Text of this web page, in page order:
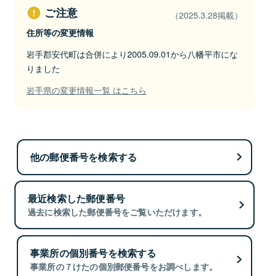
ご注意 （2025.3.28掲載）
住所等の変更情報
岩手郡安代町は合併により2005.09.01から八幡平市にな
りました
岩手県の変更情報一覧 はこちら
他の郵便番号を検索する
最近検索した郵便番号
過去に検索した郵便番号をご覧いただけます。
事業所の個別番号を検索する
事業所の７けたの個別郵便番号をお調べします。